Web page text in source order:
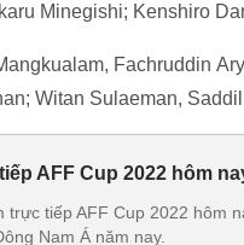
Minegishi; Kenshiro
Fachruddin
Witan Sulaeman,
AFF Cup 2022 hôm
trực tiếp AFF Cup 2022 hôm
Nam Á năm nay.